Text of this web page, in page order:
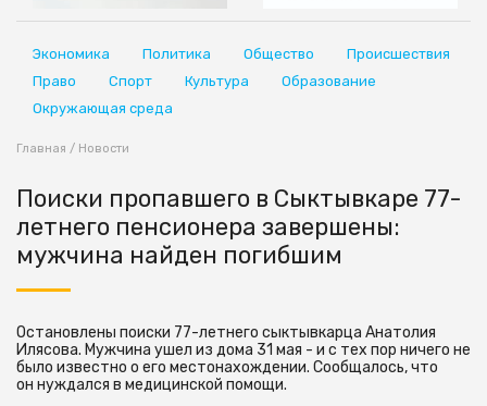
Экономика Политика Общество
Происшествия
Право
Спорт Культура
Образование
Окружающая среда
Главная / Новости
Поиски пропавшего в Сыктывкаре 77-
летнего пенсионера завершены:
мужчина найден погибшим
Остановлены поиски 77-летнего сыктывкарца Анатолия
Илясова. Мужчина ушел из дома 31 мая - и с тех пор ничего не
было известно о его местонахождении. Сообщалось, что
он нуждался в медицинской помощи.